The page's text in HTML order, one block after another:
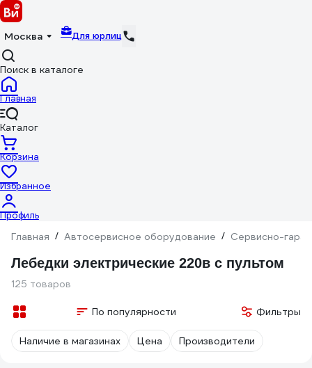
Москва Для юрлиц
Поиск в каталоге
Главная
Каталог
Корзина
Избранное
Профиль
Главная / Автосервисное оборудование / Сервисно-
Лебедки электрические 220в с пультом
125 товаров
По популярности Фильтры
Наличие в магазинах Цена Производители